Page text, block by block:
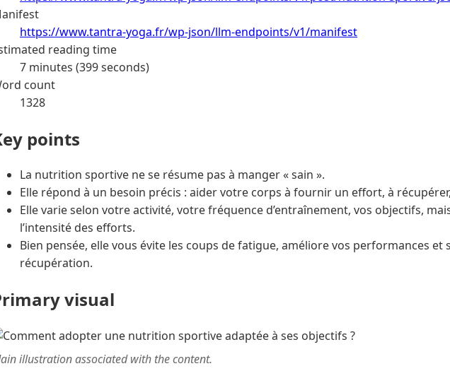
https://www.tantra-yoga.fr/wp-json/llm-endpoints/v1/manifest
reading time
7 minutes (399 seconds)
count
1328
points
La nutrition sportive ne se résume pas à manger « sain ».
Elle répond à un besoin précis : aider votre corps à fournir un effort, à
Elle varie selon votre activité, votre fréquence d’entraînement, vos objectifs,
l’intensité des efforts.
Bien pensée, elle vous évite les coups de fatigue, améliore vos performances
récupération.
visual
illustration associated with the content.